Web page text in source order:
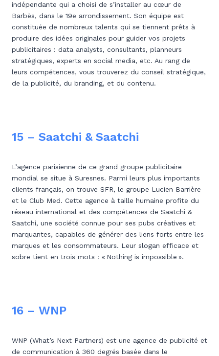
indépendante qui a choisi de s’installer au cœur de
Barbès, dans le 19e arrondissement. Son équipe est
constituée de nombreux talents qui se tiennent prêts à
produire des idées originales pour guider vos projets
publicitaires : data analysts, consultants, planneurs
stratégiques, experts en social media, etc. Au rang de
leurs compétences, vous trouverez du conseil stratégique,
de la publicité, du branding, et du contenu.
15 – Saatchi & Saatchi
L’agence parisienne de ce grand groupe publicitaire
mondial se situe à Suresnes. Parmi leurs plus importants
clients français, on trouve SFR, le groupe Lucien Barrière
et le Club Med. Cette agence à taille humaine profite du
réseau international et des compétences de Saatchi &
Saatchi, une société connue pour ses pubs créatives et
marquantes, capables de générer des liens forts entre les
marques et les consommateurs. Leur slogan efficace et
sobre tient en trois mots : « Nothing is impossible ».
16 – WNP
WNP (What’s Next Partners) est une agence de publicité et
de communication à 360 degrés basée dans le